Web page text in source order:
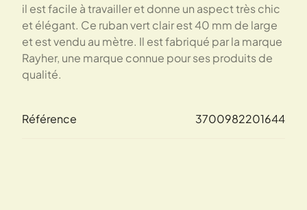
il est facile à travailler et donne un aspect très chic
et élégant. Ce ruban vert clair est 40 mm de large
et est vendu au mètre. Il est fabriqué par la marque
Rayher, une marque connue pour ses produits de
qualité.
Référence 3700982201644